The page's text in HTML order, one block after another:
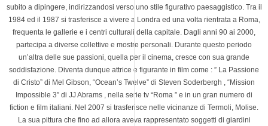
subito a dipingere, indirizzandosi verso uno stile figurativo paesaggistico. Tra il
1984 ed il 1987 si trasferisce a vivere a Londra ed una volta rientrata a Roma,
frequenta le gallerie e i centri culturali della capitale. Dagli anni 90 ai 2000,
partecipa a diverse collettive e mostre personali. Durante questo periodo
un’altra delle sue passioni, quella per il cinema, cresce con sua grande
soddisfazione. Diventa dunque attrice e figurante in film come : ” La Passione
di Cristo” di Mel Gibson, “Ocean’s Twelve” di Steven Soderbergh , “Mission
Impossible 3” di JJ Abrams , nella serie tv “Roma ” e in un gran numero di
fiction e film italiani. Nel 2007 si trasferisce nelle vicinanze di Termoli, Molise.
La sua pittura che fino ad allora aveva rappresentato soggetti di giardini